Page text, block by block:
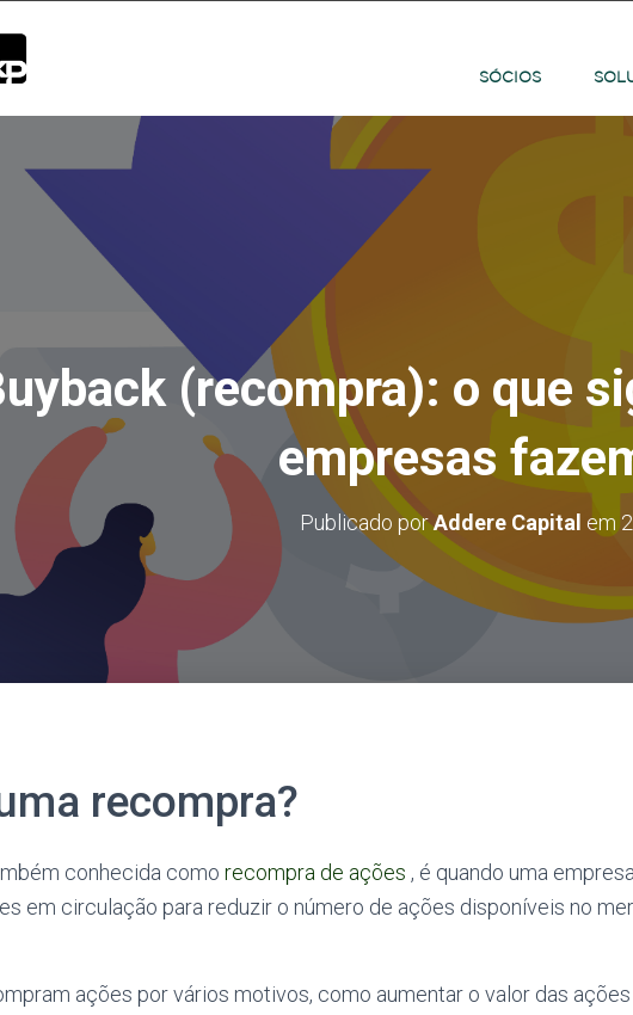
SÓCIOS
(recompra): o que
empresas
Publicado porAddere Capital em
recompra?
conhecida como recompra de ações , é quando uma
em circulação para reduzir o número de ações disponíveis no
ações por vários motivos, como aumentar o valor das ações